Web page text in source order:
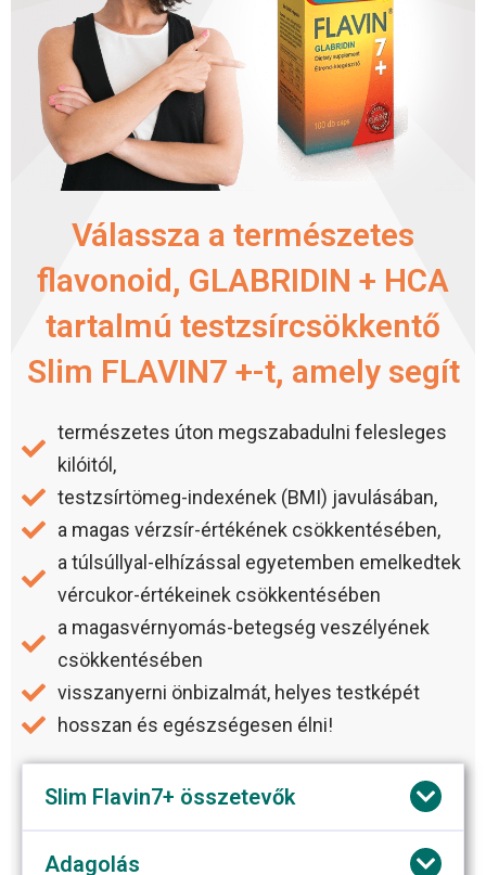
Válassza a természetes
flavonoid, GLABRIDIN + HCA
tartalmú testzsírcsökkentő
Slim FLAVIN7 +-t, amely segít
természetes úton megszabadulni felesleges
kilóitól,
testzsírtömeg-indexének (BMI) javulásában,
a magas vérzsír-értékének csökkentésében,
a túlsúllyal-elhízással egyetemben emelkedtek
vércukor-értékeinek csökkentésében
a magasvérnyomás-betegség veszélyének
csökkentésében
visszanyerni önbizalmát, helyes testképét
hosszan és egészségesen élni!
Slim Flavin7+ összetevők
Adagolás